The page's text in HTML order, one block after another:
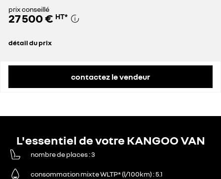
prix conseillé
27 500 € HT*
détail du prix
contactez le vendeur
L'essentiel de votre KANGOO VAN
nombre de places 3
consommation mixte WLTP* (l/100km) 5.1